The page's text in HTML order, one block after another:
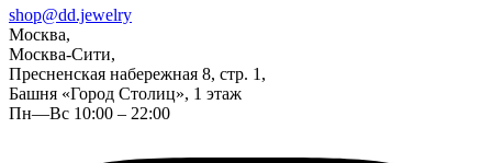
shop@dd.jewelry
Москва,
Москва-Сити,
Пресненская набережная 8, стр. 1,
Башня «Город Столиц», 1 этаж
Пн—Вс 10:00 – 22:00